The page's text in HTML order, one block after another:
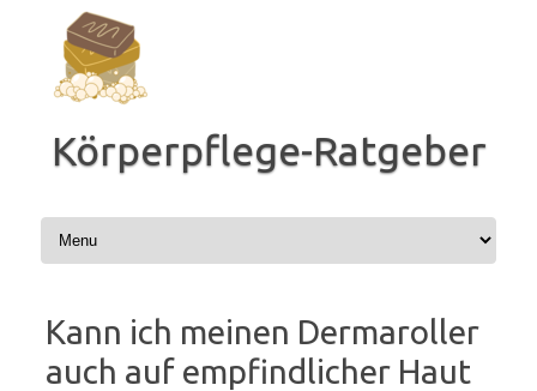
Inhalt
springen
Körperpflege-Ratgeber
Kann ich meinen Dermaroller
auch auf empfindlicher Haut